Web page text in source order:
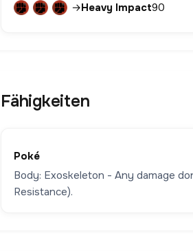
→Heavy Impact90
Fähigkeiten
Poké
Body: Exoskeleton - Any damage
Resistance).